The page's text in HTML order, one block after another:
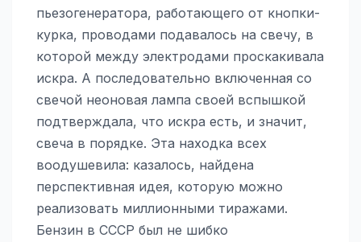
пьезогенератора, работающего от кнопки-
курка, проводами подавалось на свечу, в
которой между электродами проскакивала
искра. А последовательно включенная со
свечой неоновая лампа своей вспышкой
подтверждала, что искра есть, и значит,
свеча в порядке. Эта находка всех
воодушевила: казалось, найдена
перспективная идея, которую можно
реализовать миллионными тиражами.
Бензин в СССР был не шибко